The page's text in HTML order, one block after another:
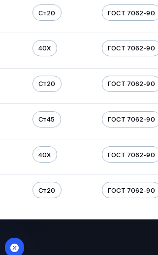
Ст20 ГОСТ 7062-90
40Х ГОСТ 7062-90
Ст20 ГОСТ 7062-90
Ст45 ГОСТ 7062-90
40Х ГОСТ 7062-90
Ст20 ГОСТ 7062-90